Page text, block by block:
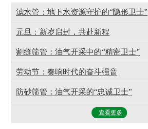
滤水管：地下水资源守护的“隐形卫士”
元旦：新岁启封，共赴新程
割缝筛管：油气开采中的“精密卫士”
劳动节：奏响时代的奋斗强音
防砂筛管：油气开采的“忠诚卫士”
查看更多